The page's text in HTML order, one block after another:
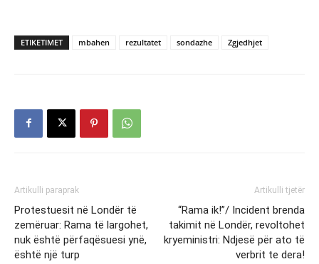
ETIKETIMET mbahen rezultatet sondazhe Zgjedhjet
Artikulli paraprak
Protestuesit në Londër të
zemëruar: Rama të largohet,
nuk është përfaqësuesi ynë,
është një turp
Artikulli tjetër
“Rama ik!”/ Incident brenda
takimit në Londër, revoltohet
kryeministri: Ndjesë për ato të
verbrit te dera!